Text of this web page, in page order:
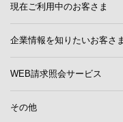
現在ご利用中のお客さま
企業情報を知りたいお客さま
WEB請求照会サービス
その他